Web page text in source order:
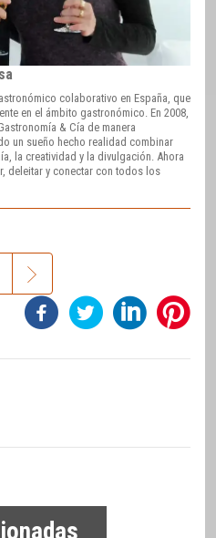
colaborativo en España, que
en el ámbito gastronómico. En 2008,
& Cía de manera
un sueño hecho realidad combinar
la creatividad y la divulgación. Ahora
deleitar y conectar con todos los